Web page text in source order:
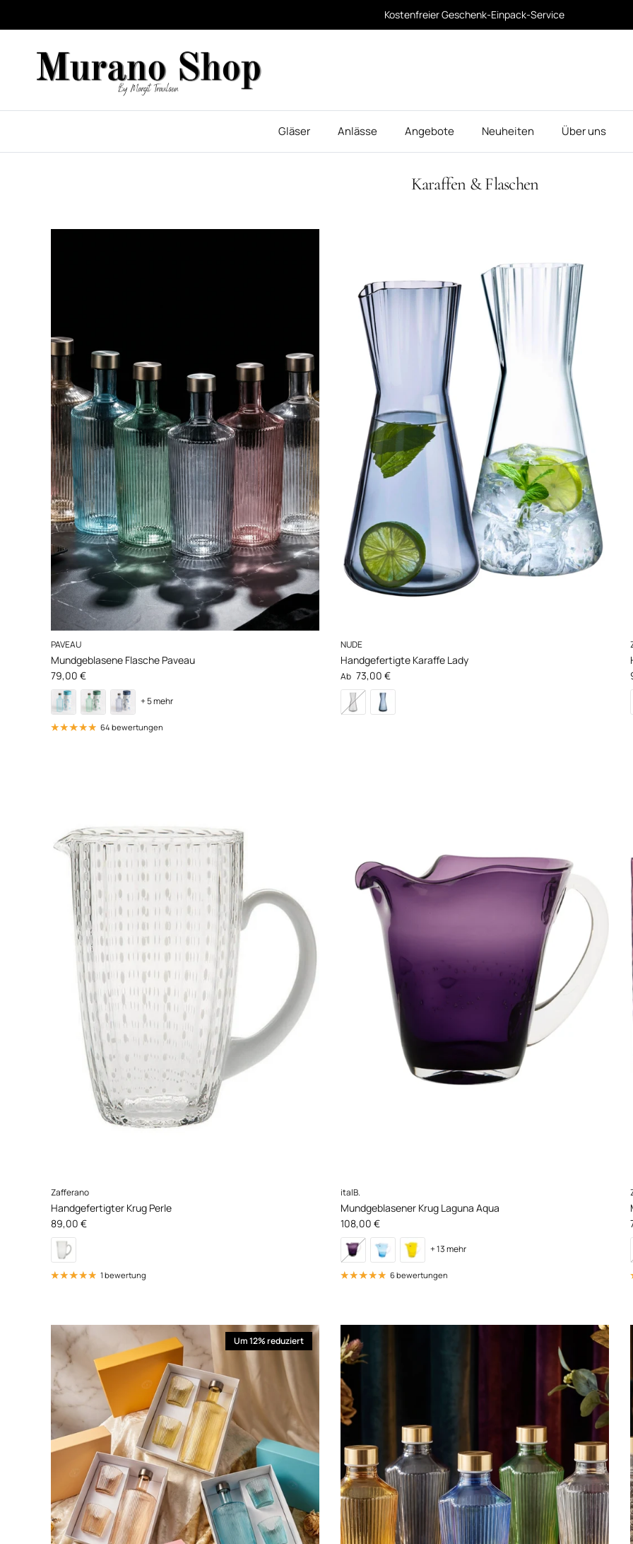
Kostenfreier Geschenk-Einpack-Service
Gläser Anlässe Angebote Neuheiten Über uns
Karaffen & Flaschen
PAVEAU
Mundgeblasene Flasche Paveau
Normaler Preis
79,00 €
+ 5 mehr
64 bewertungen
NUDE
Handgefertigte Karaffe Lady
Normaler Preis
Ab 73,00 €
Zafferano
Handgefertigter Krug Perle
Normaler Preis
89,00 €
1 bewertung
italB.
Mundgeblasener Krug Laguna Aqua
Normaler Preis
108,00 €
+ 13 mehr
6 bewertungen
Um 12% reduziert